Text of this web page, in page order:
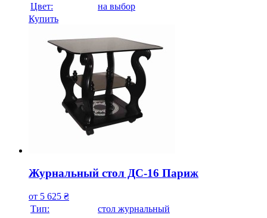
Цвет:
на выбор
Купить
Журнальный стол ДС-16 Париж
от 5 625 ₴
Тип:
стол журнальный